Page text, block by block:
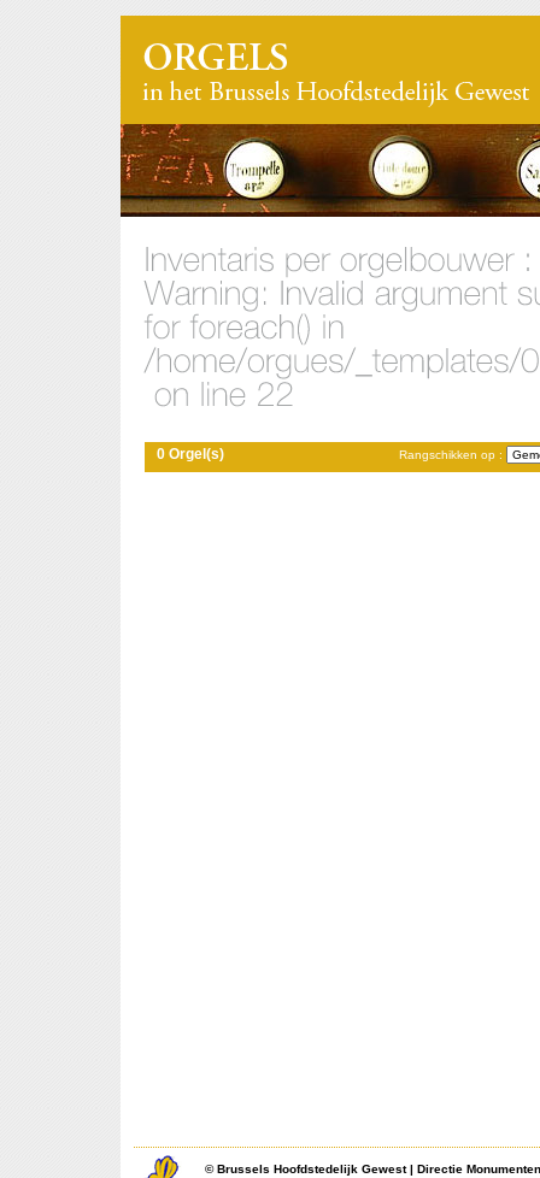
Rangschikken op :
0 Orgel(s)
©Brussels Hoofdstedelijk Gewest| Directie